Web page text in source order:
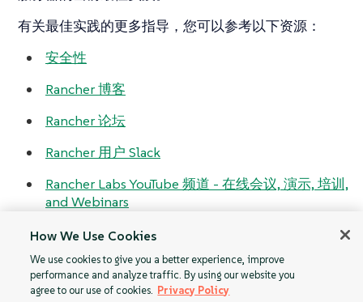
有关最佳实践的更多指导，您可以参考以下资源：
安全性
Rancher 博客
Rancher 论坛
Rancher 用户 Slack
Rancher Labs YouTube 频道 - 在线会议, 演示, 培训,
and Webinars
在 VMware
vSphere
安装参考
How We Use Cookies
We use cookies to give you a better experience, improve
performance and analyze traffic. By using our website you
agree to our use of cookies. Privacy Policy